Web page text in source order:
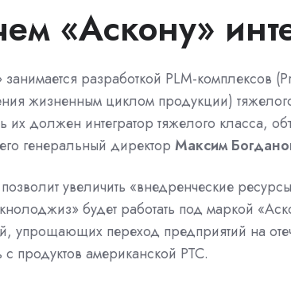
«Аскону»
занимается разработкой PLM-комплексов
жизненным циклом продукции)
их должен интегратор тяжелого класса,
генеральный директор Максим
увеличить «внедренческие
будет работать под маркой
упрощающих переход предприятий на
продуктов американской PTC.